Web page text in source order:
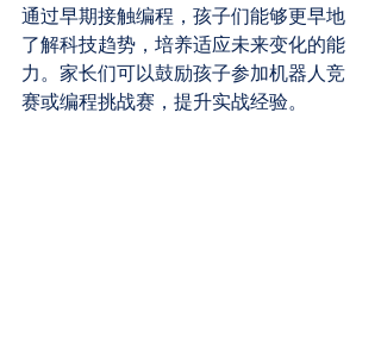
通过早期接触编程，孩子们能够更早地
了解科技趋势，培养适应未来变化的能
力。家长们可以鼓励孩子参加机器人竞
赛或编程挑战赛，提升实战经验。